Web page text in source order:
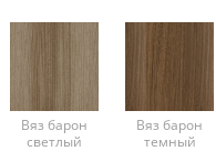
Вяз барон
светлый
Вяз барон
темный